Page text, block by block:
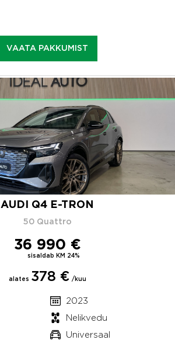
VAATA PAKKUMIST
AUDI Q4 E-TRON
50 Quattro
36 990 €
sisaldab KM 24%
alates 378 € /kuu
2023
Nelikvedu
Universaal